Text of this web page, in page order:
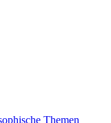
Themen